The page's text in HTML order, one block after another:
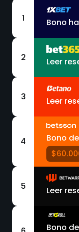
1 Bono
2 Leer
3 Leer
4
Bono
5 Leer
Bono